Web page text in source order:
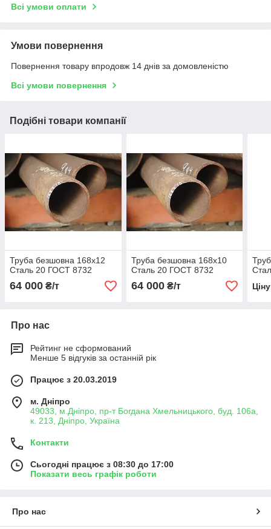
Всі умови оплати
Умови повернення
Повернення товару впродовж 14 днів за домовленістю
Всі умови повернення
Подібні товари компанії
Труба безшовна 168х12
Сталь 20 ГОСТ 8732
64 000 ₴/т
Труба безшовна 168х10
Сталь 20 ГОСТ 8732
64 000₴/т
Про нас
Рейтинг не сформований
Менше 5 відгуків за останній рік
Працює з 20.03.2019
м. Дніпро
49033, м.Дніпро, пр-т Богдана Хмельницького, буд. 106а,
к. 213, Дніпро, Україна
Контакти
Сьогодні працює з 08:30 до 17:00
Показати весь графік роботи
Про нас